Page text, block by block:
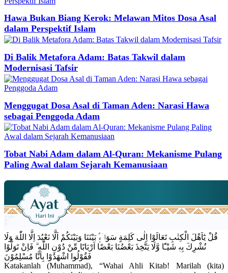
Hawa Bukan Biang Kerok: Melawan Mitos Dosa Asal
dalam Perspektif Islam
Di Balik Metafora Adam: Batas Takwil dalam
Modernisasi Tafsir
Menggugat Dosa Asal di Taman Aden: Narasi Hawa
sebagai Penggoda Adam
Tobat Nabi Adam dalam Al-Quran: Mekanisme Pulang
Paling Awal dalam Sejarah Kemanusiaan
قُلْ يٰٓاَهْلَ الْكِتٰبِ تَعَالَوْا اِلٰى كَلِمَةٍ سَوَاۤءٍۢ بَيْنَنَا وَبَيْنَكُمْ اَلَّا نَعْبُدَ اِلَّا اللّٰهَ وَلَا
نُشْرِكَ بِهٖ شَيْـًٔا وَّلَا يَتَّخِذَ بَعْضُنَا بَعْضًا اَرْبَابًا مِّنْ دُوْنِ اللّٰهِ ۗ فَاِنْ تَوَلَّوْا
فَقُوْلُوا اشْهَدُوْا بِاَنَّا مُسْلِمُوْنَ
Katakanlah (Muhammad), “Wahai Ahli Kitab! Marilah (kita)